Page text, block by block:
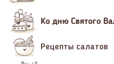
Ко дню Святого
Рецепты салатов